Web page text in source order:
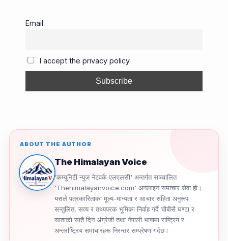
e
o
o
k
s
m n
k
Email
I accept the privacy policy
ABOUT THE AUTHOR
The Himalayan Voice
'कम्युनिटी न्युज नेटवर्क एलएलसी' अन्तर्गत सञ्चालित
'Thehimalayanvoice.com' अनलाइन समाचार सेवा हो।
यसले पत्रकारिताका मूल्य-मान्यता र आचार संहिता अनुरूप
सन्तुलित, सत्य र तथ्यपरक भूमिका निर्वाह गर्दै चौबीसै घण्टा र
साताको सातै दिन अंग्रेजी तथा नेपाली भाषामा राष्ट्रिय र
अन्तर्राष्ट्रिय समाचारहरू निरन्तर सम्प्रेषण गर्दछ।